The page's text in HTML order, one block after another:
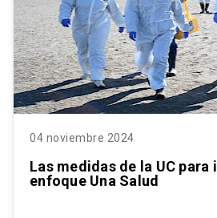
04 noviembre 2024
Las medidas de la UC
enfoque Una Salud